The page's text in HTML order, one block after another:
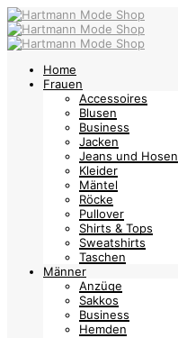
Home
Frauen
Accessoires
Blusen
Business
Jacken
Jeans und Hosen
Kleider
Mäntel
Röcke
Pullover
Shirts & Tops
Sweatshirts
Taschen
Männer
Anzüge
Sakkos
Business
Hemden